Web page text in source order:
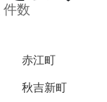
件数
赤江町
秋吉新町